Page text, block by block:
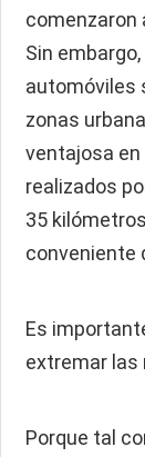
comenzaron
Sin
automóviles
zonas
ventajosa
realizados
35
conveniente
Es
extremar las
Porque tal